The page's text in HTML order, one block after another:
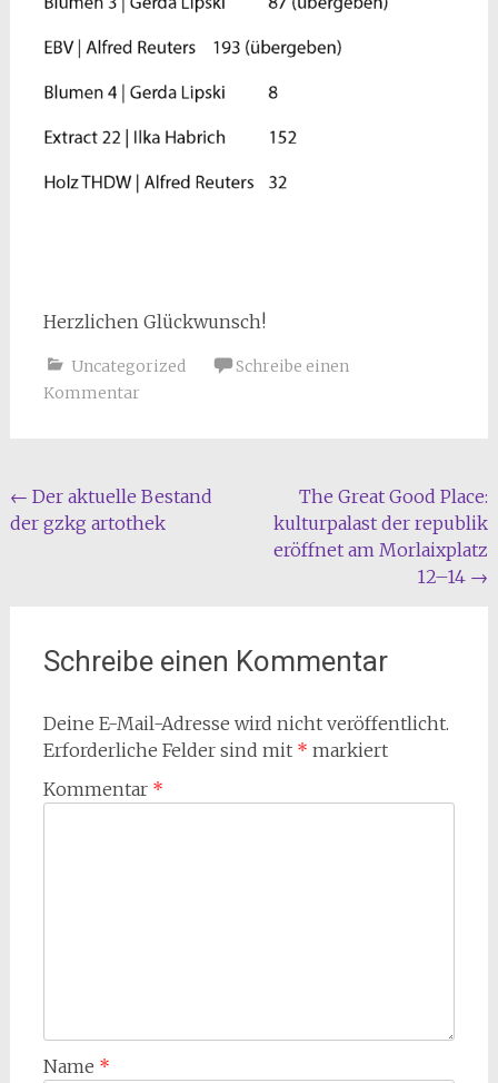
Herzlichen Glückwunsch!
Uncategorized
Schreibe einen
Kommentar
Beitragsnavigation
← Der aktuelle Bestand
der gzkg artothek
The Great Good Place:
kulturpalast der republik
eröffnet am Morlaixplatz
12–14 →
Schreibe einen Kommentar
Deine E-Mail-Adresse wird nicht veröffentlicht.
Erforderliche Felder sind mit * markiert
Kommentar *
Name *